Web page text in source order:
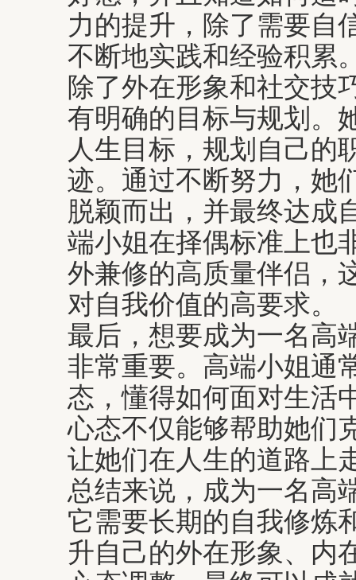
力的提升，除了需要自
不断地实践和经验积累
除了外在形象和社交技
有明确的目标与规划。
人生目标，规划自己的
迹。通过不断努力，她
脱颖而出，并最终达成
端小姐在择偶标准上也
外兼修的高质量伴侣，
对自我价值的高要求。
最后，想要成为一名高
非常重要。高端小姐通
态，懂得如何面对生活
心态不仅能够帮助她们
让她们在人生的道路上
总结来说，成为一名高
它需要长期的自我修炼
升自己的外在形象、内